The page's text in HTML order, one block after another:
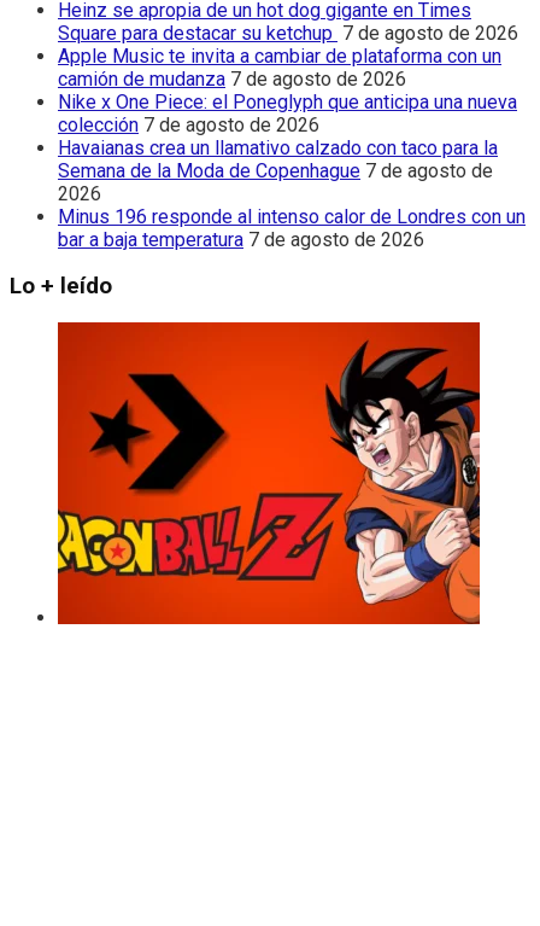
Heinz se apropia de un hot dog gigante en Times
Square para destacar su ketchup 7 de agosto de 2026
Apple Music te invita a cambiar de plataforma con un
camión de mudanza 7 de agosto de 2026
Nike x One Piece: el Poneglyph que anticipa una nueva
colección 7 de agosto de 2026
Havaianas crea un llamativo calzado con taco para la
Semana de la Moda de Copenhague 7 de agosto de
2026
Minus 196 responde al intenso calor de Londres con un
bar a baja temperatura 7 de agosto de 2026
Lo + leído